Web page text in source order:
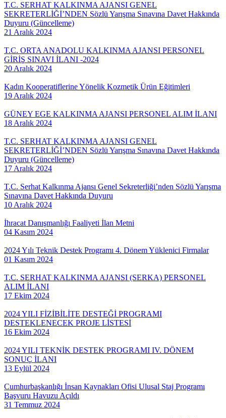
T.C. SERHAT KALKINMA AJANSI GENEL
SEKRETERLİĞİ’NDEN Sözlü Yarışma Sınavına Davet Hakkında
Duyuru (Güncelleme)
21 Aralık 2024
T.C. ORTA ANADOLU KALKINMA AJANSI PERSONEL
GİRİŞ SINAVI İLANI -2024
20 Aralık 2024
Kadın Kooperatiflerine Yönelik Kozmetik Ürün Eğitimleri
19 Aralık 2024
GÜNEY EGE KALKINMA AJANSI PERSONEL ALIM İLANI
18 Aralık 2024
T.C. SERHAT KALKINMA AJANSI GENEL
SEKRETERLİĞİ’NDEN Sözlü Yarışma Sınavına Davet Hakkında
Duyuru (Güncelleme)
17 Aralık 2024
T.C. Serhat Kalkınma Ajansı Genel Sekreterliği’nden Sözlü Yarışma
Sınavına Davet Hakkında Duyuru
10 Aralık 2024
İhracat Danışmanlığı Faaliyeti İlan Metni
04 Kasım 2024
2024 Yılı Teknik Destek Programı 4. Dönem Yüklenici Firmalar
01 Kasım 2024
T.C. SERHAT KALKINMA AJANSI (SERKA) PERSONEL
ALIM İLANI
17 Ekim 2024
2024 YILI FİZİBİLİTE DESTEĞİ PROGRAMI
DESTEKLENECEK PROJE LİSTESİ
16 Ekim 2024
2024 YILI TEKNİK DESTEK PROGRAMI IV. DÖNEM
SONUÇ İLANI
13 Eylül 2024
Cumhurbaşkanlığı İnsan Kaynakları Ofisi Ulusal Staj Programı
Başvuru Havuzu Açıldı
31 Temmuz 2024